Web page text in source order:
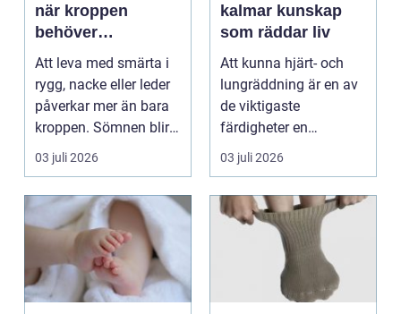
när kroppen
behöver
professionell
manuell
behandling
Att leva med smärta i
rygg, nacke eller leder
påverkar mer än bara
kroppen. Sömnen blir
sämre, humör...
03 juli 2026
kalmar kunskap
som räddar liv
Att kunna hjärt- och
lungräddning är en av
de viktigaste
färdigheter en
människa kan ha.
Varje år dr...
03 juli 2026